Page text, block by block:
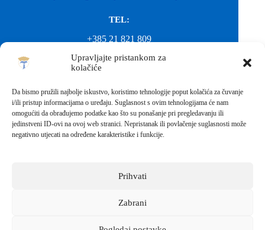
Upravljajte pristankom za
kolačiće
Da bismo pružili najbolje iskustvo, koristimo tehnologije poput kolačića za čuvanje
i/ili pristup informacijama o uređaju. Suglasnost s ovim tehnologijama će nam
omogućiti da obrađujemo podatke kao što su ponašanje pri pregledavanju ili
jedinstveni ID-ovi na ovoj web stranici. Nepristanak ili povlačenje suglasnosti može
negativno utjecati na određene karakteristike i funkcije.
Prihvati
Zabrani
TEL:
+385 21 821 809
EMAIL:
EMAIL:
fkgsinj@gmail.com
Svako neovlašteno preuzimanje fotografija i sadržaja s ove web
Sva prava pridržana © 2026 - FRANJEVAČKA KLASIČNA
PRAVOM JAVNOSTI